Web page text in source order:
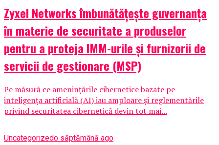
Zyxel Networks îmbunătățește guvernanța
în materie de securitate a produselor
pentru a proteja IMM-urile și furnizorii de
servicii de gestionare (MSP)
Pe măsură ce amenințările cibernetice bazate pe
inteligența artificială (AI) iau amploare și reglementările
privind securitatea cibernetică devin tot mai...
Uncategorizedo săptămână ago